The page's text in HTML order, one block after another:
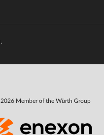
Member of the Würth Group